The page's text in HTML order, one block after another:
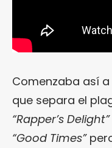
Comenzaba así
que separa el
“Rapper’s Delight”
“Good Times”